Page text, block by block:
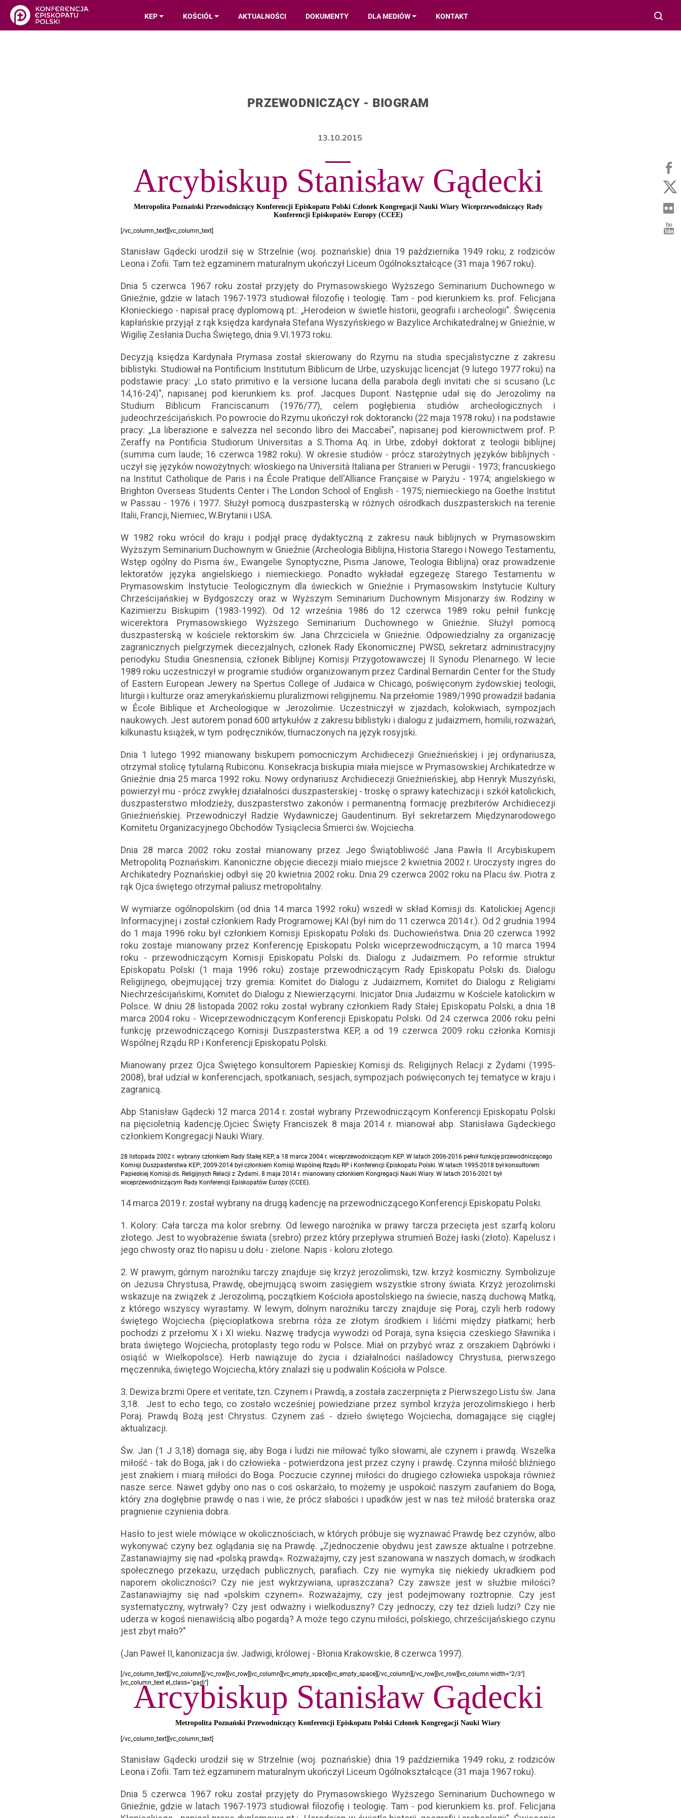
KEP KOŚCIÓŁ AKTUALNOŚCI DOKUMENTY DLA MEDIÓW KONTAKT
PRZEWODNICZĄCY - BIOGRAM
Arcybiskup Stanisław Gądecki
Metropolita Poznański Przewodniczący Konferencji Episkopatu Polski Członek Kongregacji Nauki Wiary Wiceprzewodniczący Rady
Konferencji Episkopatów Europy (CCEE)
[/vc_column_text][vc_column_text]
Stanisław Gądecki urodził się w Strzelnie (woj. poznańskie) dnia 19 października 1949 roku, z rodziców
Leona i Zofii. Tam też egzaminem maturalnym ukończył Liceum Ogólnokształcące (31 maja 1967 roku).
Dnia 5 czerwca 1967 roku został przyjęty do Prymasowskiego Wyższego Seminarium Duchownego w
Gnieźnie, gdzie w latach 1967-1973 studiował filozofię i teologię. Tam - pod kierunkiem ks. prof. Felicjana
Kłonieckiego - napisał pracę dyplomową pt.: „Herodeion w świetle historii, geografii i archeologii". Święcenia
kapłańskie przyjął z rąk księdza kardynała Stefana Wyszyńskiego w Bazylice Archikatedralnej w Gnieźnie, w
Wigilię Zesłania Ducha Świętego, dnia 9.VI.1973 roku.
Decyzją księdza Kardynała Prymasa został skierowany do Rzymu na studia specjalistyczne z zakresu
biblistyki. Studiował na Pontificium Institutum Biblicum de Urbe, uzyskując licencjat (9 lutego 1977 roku) na
podstawie pracy: „Lo stato primitivo e la versione lucana della parabola degli invitati che si scusano (Lc
14,16-24)", napisanej pod kierunkiem ks. prof. Jacques Dupont. Następnie udał się do Jerozolimy na
Studium Biblicum Franciscanum (1976/77), celem pogłębienia studiów archeologicznych i
judeochrześcijańskich. Po powrocie do Rzymu ukończył rok doktorancki (22 maja 1978 roku) i na podstawie
pracy: „La liberazione e salvezza nel secondo libro dei Maccabei", napisanej pod kierownictwem prof. P.
Zeraffy na Pontificia Studiorum Universitas a S.Thoma Aq. in Urbe, zdobył doktorat z teologii biblijnej
(summa cum laude; 16 czerwca 1982 roku). W okresie studiów - prócz starożytnych języków biblijnych -
uczył się języków nowożytnych: włoskiego na Università Italiana per Stranieri w Perugii - 1973; francuskiego
na Institut Catholique de Paris i na École Pratique dell'Alliance Française w Paryżu - 1974; angielskiego w
Brighton Overseas Students Center i The London School of English - 1975; niemieckiego na Goethe Institut
w Passau - 1976 i 1977. Służył pomocą duszpasterską w różnych ośrodkach duszpasterskich na terenie
Italii, Francji, Niemiec, W.Brytanii i USA.
W 1982 roku wrócił do kraju i podjął pracę dydaktyczną z zakresu nauk biblijnych w Prymasowskim
Wyższym Seminarium Duchownym w Gnieźnie (Archeologia Biblijna, Historia Starego i Nowego Testamentu,
Wstęp ogólny do Pisma św., Ewangelie Synoptyczne, Pisma Janowe, Teologia Biblijna) oraz prowadzenie
lektoratów języka angielskiego i niemieckiego. Ponadto wykładał egzegezę Starego Testamentu w
Prymasowskim Instytucie Teologicznym dla świeckich w Gnieźnie i Prymasowskim Instytucie Kultury
Chrześcijańskiej w Bydgoszczy oraz w Wyższym Seminarium Duchownym Misjonarzy św. Rodziny w
Kazimierzu Biskupim (1983-1992). Od 12 września 1986 do 12 czerwca 1989 roku pełnił funkcję
wicerektora Prymasowskiego Wyższego Seminarium Duchownego w Gnieźnie. Służył pomocą
duszpasterską w kościele rektorskim św. Jana Chrzciciela w Gnieźnie. Odpowiedzialny za organizację
zagranicznych pielgrzymek diecezjalnych, członek Rady Ekonomicznej PWSD, sekretarz administracyjny
periodyku Studia Gnesnensia, członek Biblijnej Komisji Przygotowawczej II Synodu Plenarnego. W lecie
1989 roku uczestniczył w programie studiów organizowanym przez Cardinal Bernardin Center for the Study
of Eastern European Jewery na Spertus College of Judaica w Chicago, poświęconym żydowskiej teologii,
liturgii i kulturze oraz amerykańskiemu pluralizmowi religijnemu. Na przełomie 1989/1990 prowadził badania
w École Biblique et Archeologique w Jerozolimie. Uczestniczył w zjazdach, kolokwiach, sympozjach
naukowych. Jest autorem ponad 600 artykułów z zakresu biblistyki i dialogu z judaizmem, homilii, rozważań,
kilkunastu książek, w tym podręczników, tłumaczonych na język rosyjski.
Dnia 1 lutego 1992 mianowany biskupem pomocniczym Archidiecezji Gnieźnieńskiej i jej ordynariusza,
otrzymał stolicę tytularną Rubiconu. Konsekracja biskupia miała miejsce w Prymasowskiej Archikatedrze w
Gnieźnie dnia 25 marca 1992 roku. Nowy ordynariusz Archidiecezji Gnieźnieńskiej, abp Henryk Muszyński,
powierzył mu - prócz zwykłej działalności duszpasterskiej - troskę o sprawy katechizacji i szkół katolickich,
duszpasterstwo młodzieży, duszpasterstwo zakonów i permanentną formację prezbiterów Archidiecezji
Gnieźnieńskiej. Przewodniczył Radzie Wydawniczej Gaudentinum. Był sekretarzem Międzynarodowego
Komitetu Organizacyjnego Obchodów Tysiąclecia Śmierci św. Wojciecha.
Dnia 28 marca 2002 roku został mianowany przez Jego Świątobliwość Jana Pawła II Arcybiskupem
Metropolitą Poznańskim. Kanoniczne objęcie diecezji miało miejsce 2 kwietnia 2002 r. Uroczysty ingres do
Archikatedry Poznańskiej odbył się 20 kwietnia 2002 roku. Dnia 29 czerwca 2002 roku na Placu św. Piotra z
rąk Ojca świętego otrzymał paliusz metropolitalny.
W wymiarze ogólnopolskim (od dnia 14 marca 1992 roku) wszedł w skład Komisji ds. Katolickiej Agencji
Informacyjnej i został członkiem Rady Programowej KAI (był nim do 11 czerwca 2014 r.). Od 2 grudnia 1994
do 1 maja 1996 roku był członkiem Komisji Episkopatu Polski ds. Duchowieństwa. Dnia 20 czerwca 1992
roku zostaje mianowany przez Konferencję Episkopatu Polski wiceprzewodniczącym, a 10 marca 1994
roku - przewodniczącym Komisji Episkopatu Polski ds. Dialogu z Judaizmem. Po reformie struktur
Episkopatu Polski (1 maja 1996 roku) zostaje przewodniczącym Rady Episkopatu Polski ds. Dialogu
Religijnego, obejmującej trzy gremia: Komitet do Dialogu z Judaizmem, Komitet do Dialogu z Religiami
Niechrześcijańskimi, Komitet do Dialogu z Niewierzącymi. Inicjator Dnia Judaizmu w Kościele katolickim w
Polsce. W dniu 28 listopada 2002 roku został wybrany członkiem Rady Stałej Episkopatu Polski, a dnia 18
marca 2004 roku - Wiceprzewodniczącym Konferencji Episkopatu Polski. Od 24 czerwca 2006 roku pełni
funkcję przewodniczącego Komisji Duszpasterstwa KEP, a od 19 czerwca 2009 roku członka Komisji
Wspólnej Rządu RP i Konferencji Episkopatu Polski.
Mianowany przez Ojca Świętego konsultorem Papieskiej Komisji ds. Religijnych Relacji z Żydami (1995-
2008), brał udział w konferencjach, spotkaniach, sesjach, sympozjach poświęconych tej tematyce w kraju i
zagranicą.
Abp Stanisław Gądecki 12 marca 2014 r. został wybrany Przewodniczącym Konferencji Episkopatu Polski
na pięcioletnią kadencję.Ojciec Święty Franciszek 8 maja 2014 r. mianował abp. Stanisława Gądeckiego
członkiem Kongregacji Nauki Wiary.
28 listopada 2002 r. wybrany członkiem Rady Stałej KEP, a 18 marca 2004 r. wiceprzewodniczącym KEP. W latach 2006-2016 pełnił funkcję przewodniczącego
Komisji Duszpasterstwa KEP; 2009-2014 był członkiem Komisji Wspólnej Rządu RP i Konferencji Episkopatu Polski. W latach 1995-2018 był konsultorem
Papieskiej Komisji ds. Religijnych Relacji z Żydami. 8 maja 2014 r. mianowany członkiem Kongregacji Nauki Wiary. W latach 2016-2021 był
wiceprzewodniczącym Rady Konferencji Episkopatów Europy (CCEE).
14 marca 2019 r. został wybrany na drugą kadencję na przewodniczącego Konferencji Episkopatu Polski.
1. Kolory: Cała tarcza ma kolor srebrny. Od lewego narożnika w prawy tarcza przecięta jest szarfą koloru
złotego. Jest to wyobrażenie świata (srebro) przez który przepływa strumień Bożej łaski (złoto). Kapelusz i
jego chwosty oraz tło napisu u dołu - zielone. Napis - koloru złotego.
2. W prawym, górnym narożniku tarczy znajduje się krzyż jerozolimski, tzw. krzyż kosmiczny. Symbolizuje
on Jezusa Chrystusa, Prawdę, obejmującą swoim zasięgiem wszystkie strony świata. Krzyż jerozolimski
wskazuje na związek z Jerozolimą, początkiem Kościoła apostolskiego na świecie, naszą duchową Matką,
z którego wszyscy wyrastamy. W lewym, dolnym narożniku tarczy znajduje się Poraj, czyli herb rodowy
świętego Wojciecha (pięciopłatkowa srebrna róża ze złotym środkiem i liśćmi między płatkami; herb
pochodzi z przełomu X i XI wieku. Nazwę tradycja wywodzi od Poraja, syna księcia czeskiego Sławnika i
brata świętego Wojciecha, protoplasty tego rodu w Polsce. Miał on przybyć wraz z orszakiem Dąbrówki i
osiąść w Wielkopolsce). Herb nawiązuje do życia i działalności naśladowcy Chrystusa, pierwszego
męczennika, świętego Wojciecha, który znalazł się u podwalin Kościoła w Polsce.
3. Dewiza brzmi Opere et veritate, tzn. Czynem i Prawdą, a została zaczerpnięta z Pierwszego Listu św. Jana
3,18. Jest to echo tego, co zostało wcześniej powiedziane przez symbol krzyża jerozolimskiego i herb
Poraj. Prawdą Bożą jest Chrystus. Czynem zaś - dzieło świętego Wojciecha, domagające się ciągłej
aktualizacji.
Św. Jan (1 J 3,18) domaga się, aby Boga i ludzi nie miłować tylko słowami, ale czynem i prawdą. Wszelka
miłość - tak do Boga, jak i do człowieka - potwierdzona jest przez czyny i prawdę. Czynna miłość bliźniego
jest znakiem i miarą miłości do Boga. Poczucie czynnej miłości do drugiego człowieka uspokaja również
nasze serce. Nawet gdyby ono nas o coś oskarżało, to możemy je uspokoić naszym zaufaniem do Boga,
który zna dogłębnie prawdę o nas i wie, że prócz słabości i upadków jest w nas też miłość braterska oraz
pragnienie czynienia dobra.
Hasło to jest wiele mówiące w okolicznościach, w których próbuje się wyznawać Prawdę bez czynów, albo
wykonywać czyny bez oglądania się na Prawdę. „Zjednoczenie obydwu jest zawsze aktualne i potrzebne.
Zastanawiajmy się nad «polską prawdą». Rozważajmy, czy jest szanowana w naszych domach, w środkach
społecznego przekazu, urzędach publicznych, parafiach. Czy nie wymyka się niekiedy ukradkiem pod
naporem okoliczności? Czy nie jest wykrzywiana, upraszczana? Czy zawsze jest w służbie miłości?
Zastanawiajmy się nad «polskim czynem». Rozważajmy, czy jest podejmowany roztropnie. Czy jest
systematyczny, wytrwały? Czy jest odważny i wielkoduszny? Czy jednoczy, czy też dzieli ludzi? Czy nie
uderza w kogoś nienawiścią albo pogardą? A może tego czynu miłości, polskiego, chrześcijańskiego czynu
jest zbyt mało?"
(Jan Paweł II, kanonizacja św. Jadwigi, królowej - Błonia Krakowskie, 8 czerwca 1997).
[/vc_column_text][/vc_column][/vc_row][vc_row][vc_column][vc_empty_space][vc_empty_space][/vc_column][/vc_row][vc_row][vc_column width="2/3"]
[vc_column_text el_class="gadi"]
Arcybiskup Stanisław Gądecki
Metropolita Poznański Przewodniczący Konferencji Episkopatu Polski Członek Kongregacji Nauki Wiary
[/vc_column_text][vc_column_text]
Stanisław Gądecki urodził się w Strzelnie (woj. poznańskie) dnia 19 października 1949 roku, z rodziców
Leona i Zofii. Tam też egzaminem maturalnym ukończył Liceum Ogólnokształcące (31 maja 1967 roku).
Dnia 5 czerwca 1967 roku został przyjęty do Prymasowskiego Wyższego Seminarium Duchownego w
Gnieźnie, gdzie w latach 1967-1973 studiował filozofię i teologię. Tam - pod kierunkiem ks. prof. Felicjana
13.10.2015